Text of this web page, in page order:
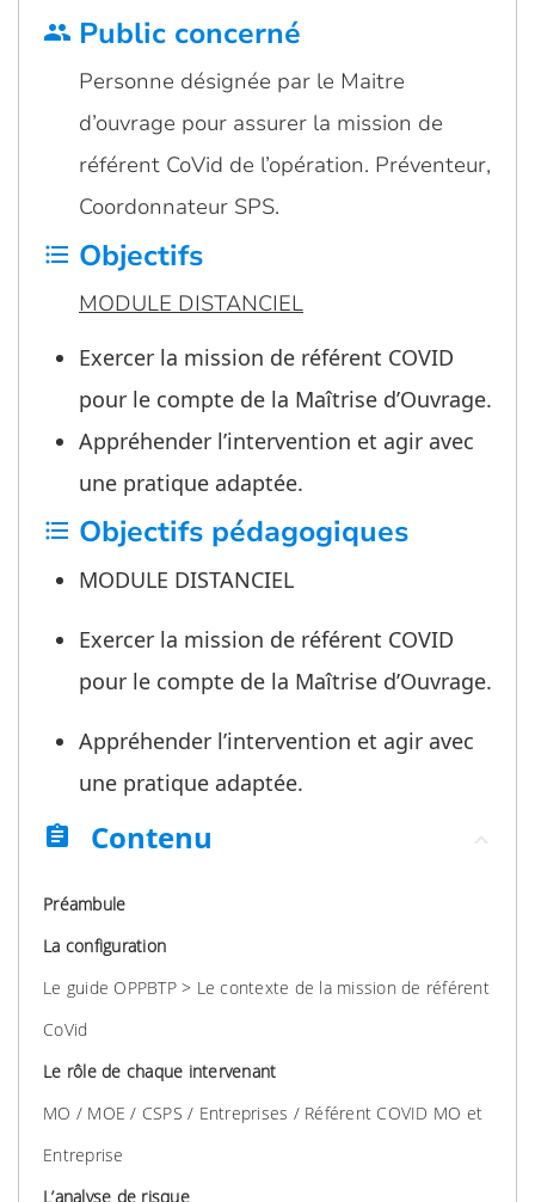
group Public concerné
Personne désignée par le Maitre
d’ouvrage pour assurer la mission de
référent CoVid de l’opération. Préventeur,
Coordonnateur SPS.
format_list_bulleted Objectifs
MODULE DISTANCIEL
Exercer la mission de référent COVID
pour le compte de la Maîtrise d’Ouvrage.
Appréhender l’intervention et agir avec
une pratique adaptée.
format_list_bulleted Objectifs pédagogiques
MODULE DISTANCIEL
Exercer la mission de référent COVID
pour le compte de la Maîtrise d’Ouvrage.
Appréhender l’intervention et agir avec
une pratique adaptée.
assignment
Contenu
Préambule
La configuration
Le guide OPPBTP > Le contexte de la mission de référent
CoVid
Le rôle de chaque intervenant
MO / MOE / CSPS / Entreprises / Référent COVID MO et
Entreprise
L’analyse de risque